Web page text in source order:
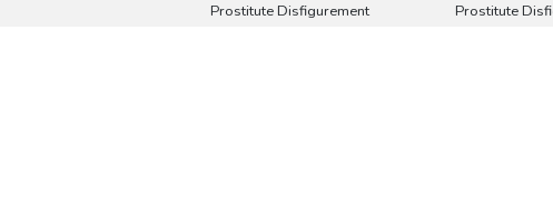
Prostitute Disfigurement Prostitute